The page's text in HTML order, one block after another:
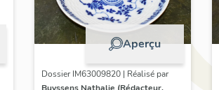
Aperçu
Dossier IM63009820 | Réalisé par
Buyssens Nathalie (Rédacteur,